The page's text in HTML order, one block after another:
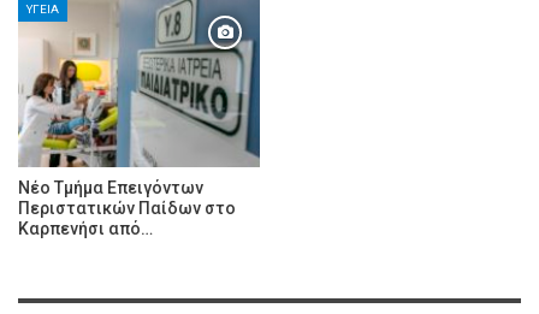
ΥΓΕΊΑ
Νέο Τμήμα Επειγόντων
Περιστατικών Παίδων στο
Καρπενήσι από…